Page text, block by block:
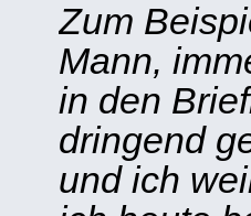
Zum
Mann,
in den
dringend
und ich